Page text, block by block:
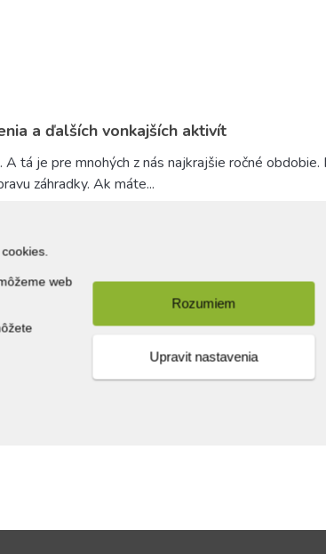
web
Rozumiem
Upravit nastavenia
a ďalších vonkajších aktivít
tá je pre mnohých z nás najkrajšie ročné obdobie.
záhradky. Ak máte...